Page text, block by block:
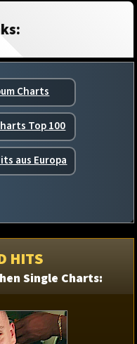
Charts
Top 100
aus Europa
HITS
Single Charts: